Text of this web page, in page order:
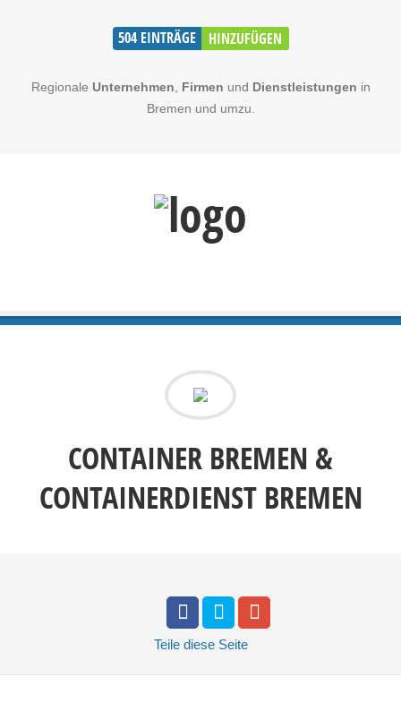
504 EINTRÄGE HINZUFÜGEN
Regionale Unternehmen Firmen und Dienstleistungen in
Bremen und umzu.
CONTAINER BREMEN &
CONTAINERDIENST BREMEN
Teile diese Seite